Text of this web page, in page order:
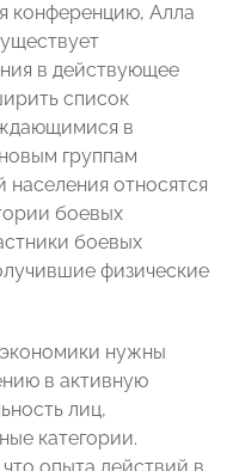
конференцию, Алла
в действующее
список
в
группам
населения относятся
боевых
боевых
физические
нужны
в активную
лиц,
категории.